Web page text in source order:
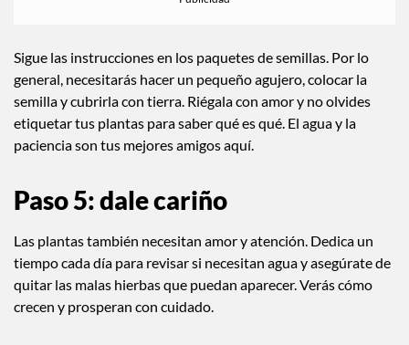
Sigue las instrucciones en los paquetes de semillas. Por lo
general, necesitarás hacer un pequeño agujero, colocar la
semilla y cubrirla con tierra. Riégala con amor y no olvides
etiquetar tus plantas para saber qué es qué. El agua y la
paciencia son tus mejores amigos aquí.
Paso 5: dale cariño
Las plantas también necesitan amor y atención. Dedica un
tiempo cada día para revisar si necesitan agua y asegúrate de
quitar las malas hierbas que puedan aparecer. Verás cómo
crecen y prosperan con cuidado.